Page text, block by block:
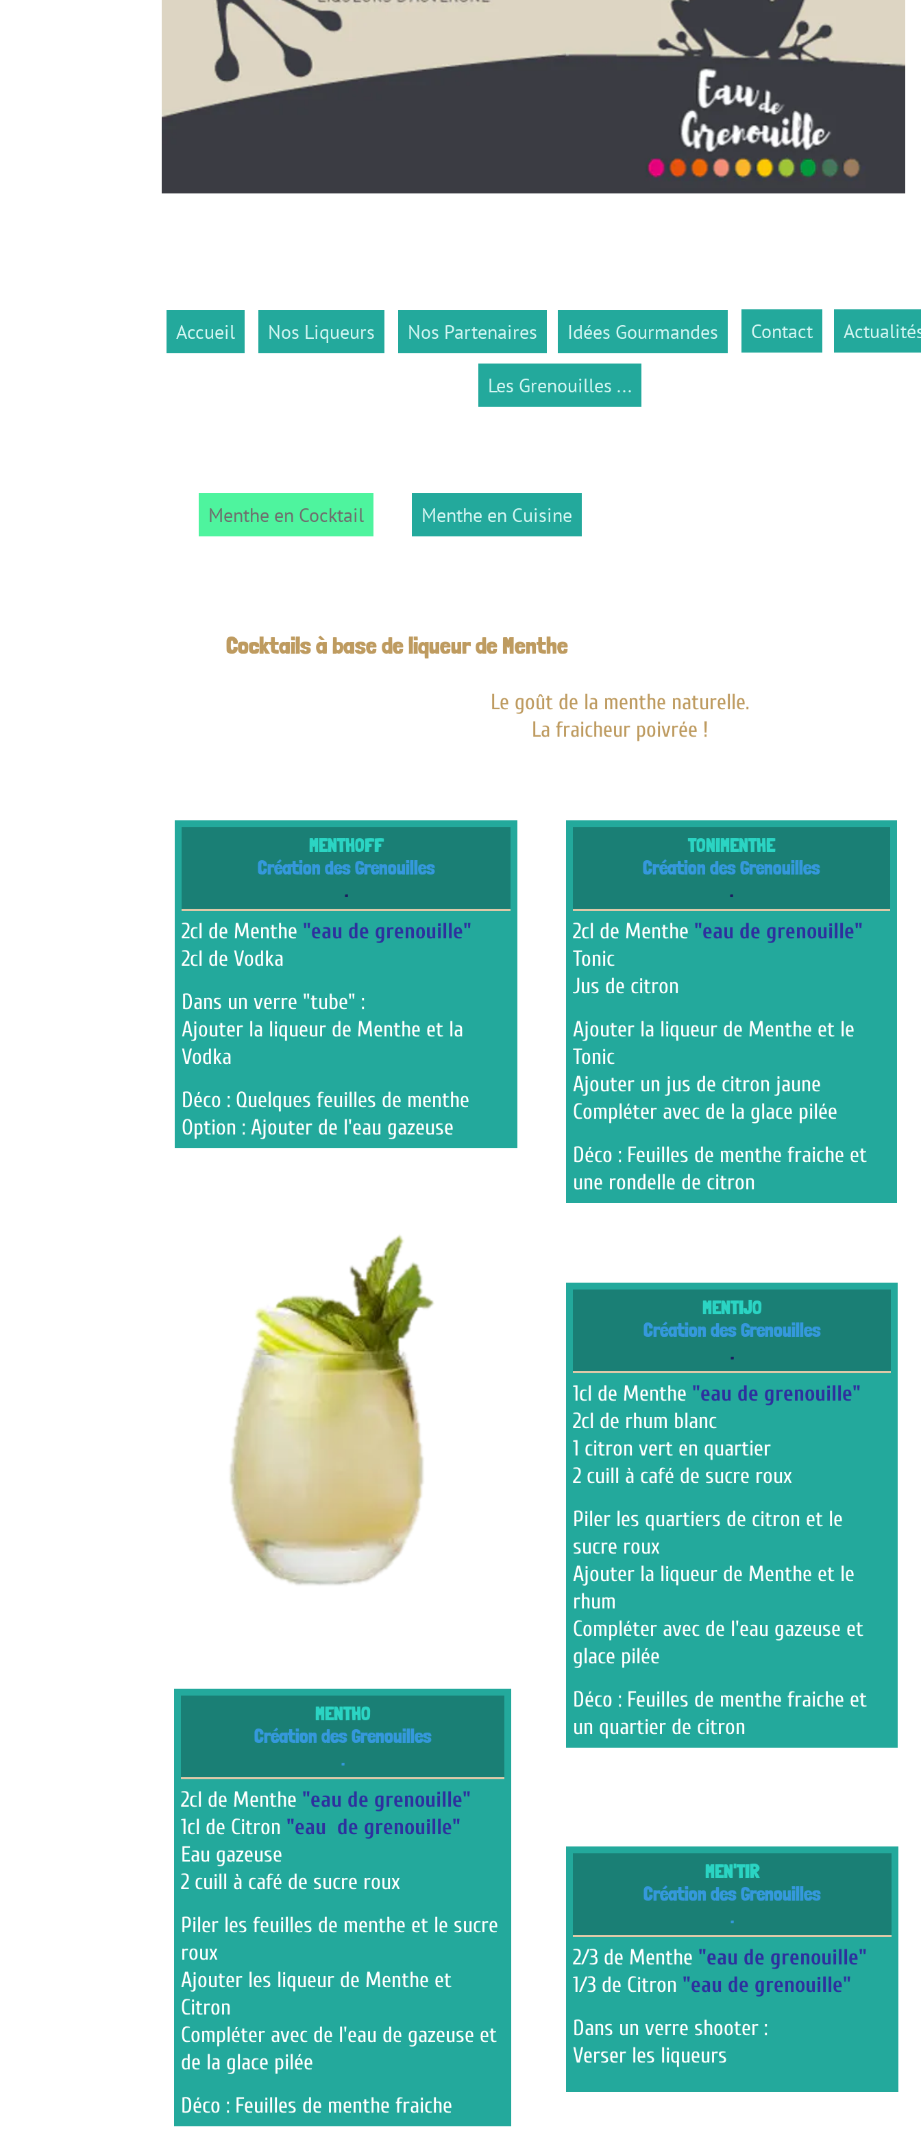
Nos Partenaires
Nos Liqueurs Idées Gourmandes Contact Actualités
Les Grenouilles ...
Menthe en Cocktail Menthe en Cuisine
Cocktails à base de liqueur de Menthe
Le goût de la menthe naturelle.
La fraicheur poivrée !
Création des Grenouilles
2cl de Menthe"eau de grenouille"
2cl de Vodka
Dans un verre "tube" :
Ajouter la liqueur de Menthe et la
Déco : Quelques feuilles de menthe
Option : Ajouter de l'eau gazeuse
TONIMENTHE
Création des Grenouilles
2cl de Menthe"eau de grenouille"
Jus de citron
Ajouter la liqueur de Menthe et le
Ajouter un jus de citron jaune
Compléter avec de la glace pilée
Déco : Feuilles de menthe fraiche et
une rondelle de citron
Création des Grenouilles
1cl de Menthe"eau de grenouille"
2cl de rhum blanc
1 citron vert en quartier
2 cuill à café de sucre roux
Piler les quartiers de citron et le
sucre roux
Ajouter la liqueur de Menthe et le
Compléter avec de l'eau gazeuse et
glace pilée
Déco : Feuilles de menthe fraiche et
un quartier de citron
Création des Grenouilles
2cl de Menthe"eau de grenouille"
1cl de Citron"eau de grenouille"
Eau gazeuse
2 cuill à café de sucre roux
Piler les feuilles de menthe et le sucre
Ajouter les liqueur de Menthe et
Compléter avec de l'eau de gazeuse et
de la glace pilée
Déco : Feuilles de menthe fraiche
Création des Grenouilles
2/3 de Menthe"eau de grenouille"
1/3 de Citron"eau de grenouille"
Dans un verre shooter :
Verser les liqueurs